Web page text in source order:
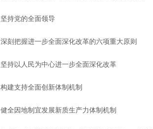
坚持党的全面领导
深刻把握进一步全面深化改革的六项重大原则
坚持以人民为中心进一步全面深化改革
构建支持全面创新体制机制
健全因地制宜发展新质生产力体制机制